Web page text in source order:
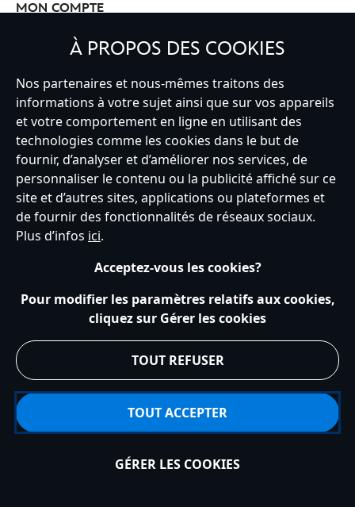
MON COMPTE
France
Service clients Conditions d’utilisation
Politique de cookies
Notice relative à la confidentialité
s172 Statements
Accessibility
À PROPOS DES COOKIES
Nos partenaires et nous-mêmes traitons des
informations à votre sujet ainsi que sur vos appareils
et votre comportement en ligne en utilisant des
technologies comme les cookies dans le but de
fournir, d’analyser et d’améliorer nos services, de
personnaliser le contenu ou la publicité affiché sur ce
site et d’autres sites, applications ou plateformes et
de fournir des fonctionnalités de réseaux sociaux.
Plus d’infos ici.
Acceptez-vous les cookies?
Pour modifier les paramètres relatifs aux cookies,
cliquez sur Gérer les cookies
TOUT REFUSER
TOUT ACCEPTER
GÉRER LES COOKIES